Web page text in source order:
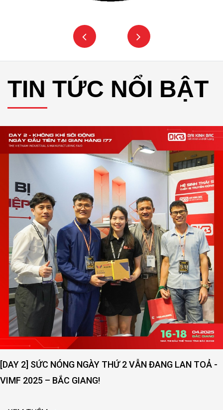
TIN TỨC NỔI BẬT
ĐẠI KINH BẮC MỞ RỘNG QUY MÔ - NÂNG CAO CHẤT
LƯỢNG DỊCH VỤ
XEM THÊM